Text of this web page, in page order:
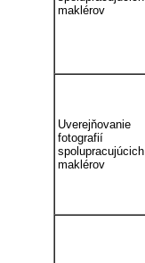
maklérov
Uverejňovanie
fotografií
spolupracujúcich
maklérov